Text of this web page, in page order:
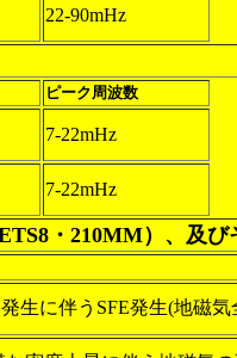
22-90mHz
ピーク周波数
7-22mHz
7-22mHz
・210MM）、及び
生に伴うSFE発生(地磁